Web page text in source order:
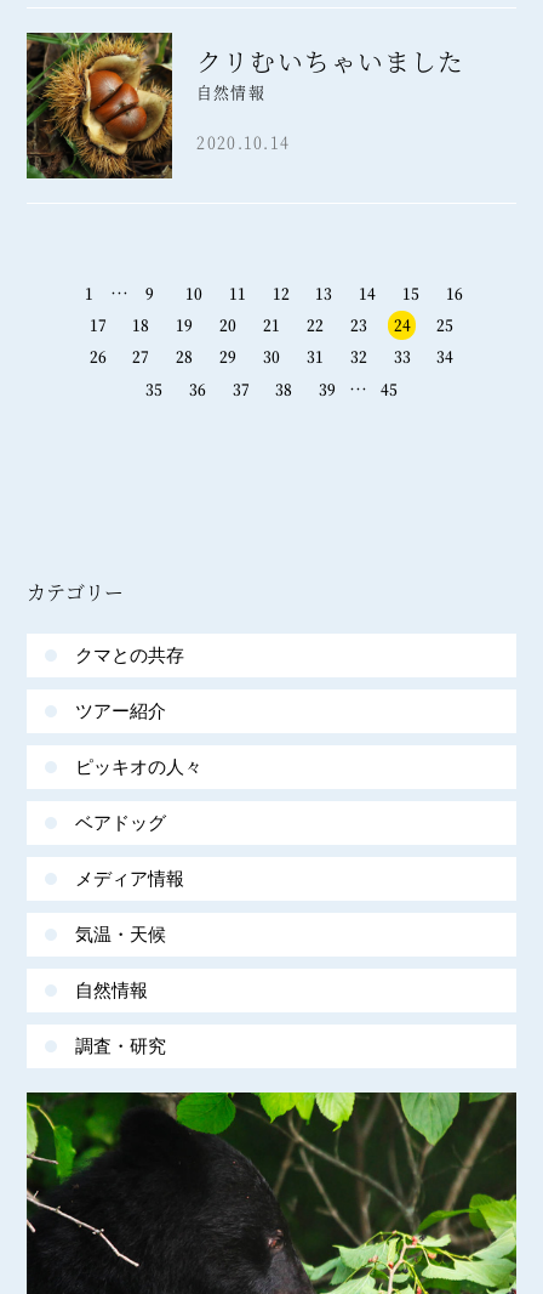
クリむいちゃいました
自然情報
2020.10.14
1 … 9 10 11 12 13 14 15
16
17
18 19 20 21 22 23 24
25
26
27 28 29 30 31 32 33
34
35
36 37 38 39 … 45
カテゴリー
クマとの共存
ツアー紹介
ピッキオの人々
ベアドッグ
メディア情報
気温・天候
自然情報
調査・研究